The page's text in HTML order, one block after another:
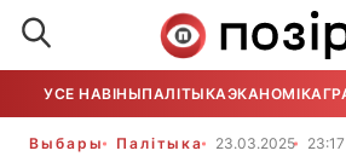
УСЕ НАВІНЫПАЛІТЫКАЭКАНОМІКА
Выбары Палітыка 23.03.2025 23:17